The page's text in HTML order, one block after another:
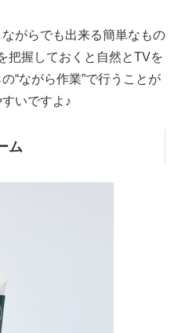
がらでも出来る簡単なもの
把握しておくと自然とTVを
“ながら作業”で行うことが
いですよ♪
ム